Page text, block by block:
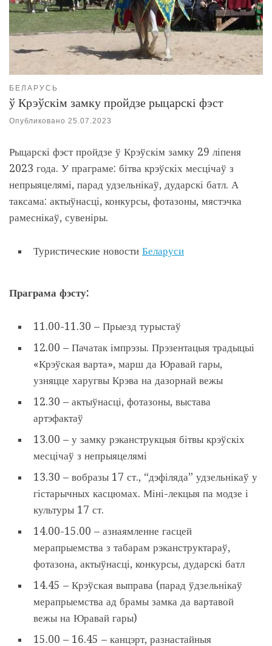
БЕЛАРУСЬ
ў Крэўскім замку пройдзе рыцарскі фэст
Опубликовано 25.07.2023
Рыцарскі фэст пройдзе ў Крэўскім замку 29 ліпеня
2023 года. У праграме: бітва крэўскіх месцічаў з
непрыяцелямі, парад удзельнікаў, дударскі батл. А
таксама: актыўнасці, конкурсы, фотазоны, мястэчка
рамеснікаў, сувеніры.
Туристические новости Беларуси
Праграма фэсту:
11.00-11.30 – Прыезд турыстаў
12.00 – Пачатак імпрэзы. Прэзентацыя традыцыі
«Крэўская варта», марш да Юравай гары,
узняцце харугвы Крэва на дазорнай вежы
12.30 – актыўнасці, фотазоны, выстава
артэфактаў
13.00 – у замку рэканструкцыя бітвы крэўскіх
месцічаў з непрыяцелямі
13.30 – вобразы 17 ст., “дэфіляда” удзельнікаў у
гістарычных касцюмах. Міні-лекцыя па модзе і
культуры 17 ст.
14.00-15.00 – азнаямленне гасцей
мерапрыемства з табарам рэканструктараў,
фотазона, актыўнасці, конкурсы, дударскі батл
14.45 – Крэўская выправа (парад ўдзельнікаў
мерапрыемства ад брамы замка да вартавой
вежы на Юравай гары)
15.00 – 16.45 – канцэрт, разнастайныя